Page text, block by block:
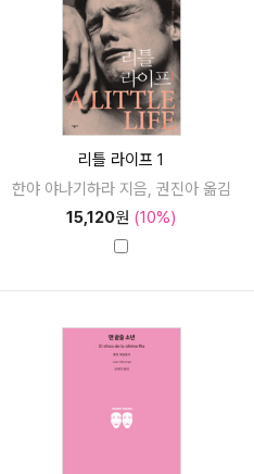
리틀 라이프 1
한야 야나기하라 지음, 권진아 옮김
15,120원 (10%)